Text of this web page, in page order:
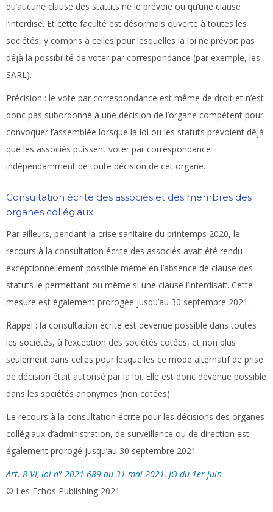
qu’aucune clause des statuts ne le prévoie ou qu’une clause
l’interdise. Et cette faculté est désormais ouverte à toutes les
sociétés, y compris à celles pour lesquelles la loi ne prévoit pas
déjà la possibilité de voter par correspondance (par exemple, les
SARL).
Précision : le vote par correspondance est même de droit et n’est
donc pas subordonné à une décision de l’organe compétent pour
convoquer l’assemblée lorsque la loi ou les statuts prévoient déjà
que les associés puissent voter par correspondance
indépendamment de toute décision de cet organe.
Consultation écrite des associés et des membres des
organes collégiaux
Par ailleurs, pendant la crise sanitaire du printemps 2020, le
recours à la consultation écrite des associés avait été rendu
exceptionnellement possible même en l’absence de clause des
statuts le permettant ou même si une clause l’interdisait. Cette
mesure est également prorogée jusqu’au 30 septembre 2021.
Rappel : la consultation écrite est devenue possible dans toutes
les sociétés, à l’exception des sociétés cotées, et non plus
seulement dans celles pour lesquelles ce mode alternatif de prise
de décision était autorisé par la loi. Elle est donc devenue possible
dans les sociétés anonymes (non cotées).
Le recours à la consultation écrite pour les décisions des organes
collégiaux d’administration, de surveillance ou de direction est
également prorogé jusqu’au 30 septembre 2021.
Art. 8-VI, loi n° 2021-689 du 31 mai 2021, JO du 1er juin
© Les Echos Publishing 2021